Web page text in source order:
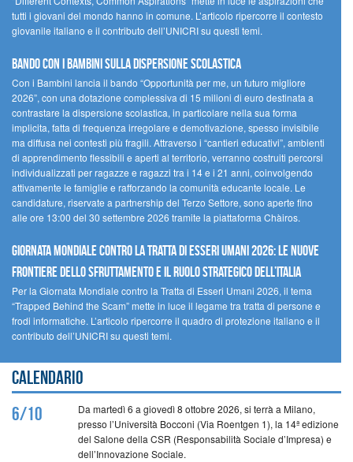
tutti i giovani del mondo hanno in comune. L’articolo ripercorre il contesto
giovanile italiano e il contributo dell’UNICRI su questi temi.
Bando Con i Bambini sulla dispersione scolastica
Con i Bambini lancia il bando “Opportunità per me, un futuro migliore
2026”, con una dotazione complessiva di 15 milioni di euro destinata a
contrastare la dispersione scolastica, in particolare nella sua forma
implicita, fatta di frequenza irregolare e demotivazione, spesso invisibile
ma diffusa nei contesti più fragili. Attraverso i “cantieri educativi”, ambienti
di apprendimento flessibili e aperti al territorio, verranno costruiti percorsi
individualizzati per ragazze e ragazzi tra i 14 e i 21 anni, coinvolgendo
attivamente le famiglie e rafforzando la comunità educante locale. Le
candidature, riservate a partnership del Terzo Settore, sono aperte fino
alle ore 13:00 del 30 settembre 2026 tramite la piattaforma Chàiros.
GIORNATA MONDIALE CONTRO LA TRATTA DI ESSERI UMANI 2026: LE NUOVE
FRONTIERE DELLO SFRUTTAMENTO E IL RUOLO STRATEGICO DELL’ITALIA
Per la Giornata Mondiale contro la Tratta di Esseri Umani 2026, il tema
“Trapped Behind the Scam” mette in luce il legame tra tratta di persone e
frodi informatiche. L’articolo ripercorre il quadro di protezione italiano e il
contributo dell’UNICRI su questi temi.
Calendario
6/10
Da martedì 6 a giovedì 8 ottobre 2026, si terrà a Milano,
presso l’Università Bocconi (Via Roentgen 1), la 14ª edizione
del Salone della CSR (Responsabilità Sociale d’Impresa) e
dell’Innovazione Sociale.